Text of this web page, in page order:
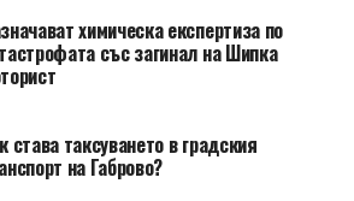
химическа експертиза по
със загинал на Шипка
става таксуването в градския
на Габрово?